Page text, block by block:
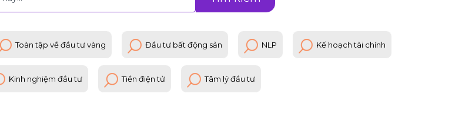
Toàn tập về đầu tư vàng Đầu tư bất động sản NLP Kế hoạch tài chính
Kinh nghiệm đầu tư Tiền điện tử Tâm lý đầu tư